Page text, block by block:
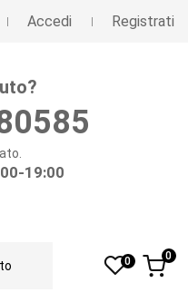
Accedi Registrati
19:00
0 0